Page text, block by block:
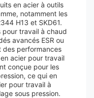
en acier à outils
notamment les
H13 et SKD61.
pour travail à chaud
avancés ESR ou
des performances
acier pour travail
conçue pour les
ce qui en
pour travail à
sous pression.